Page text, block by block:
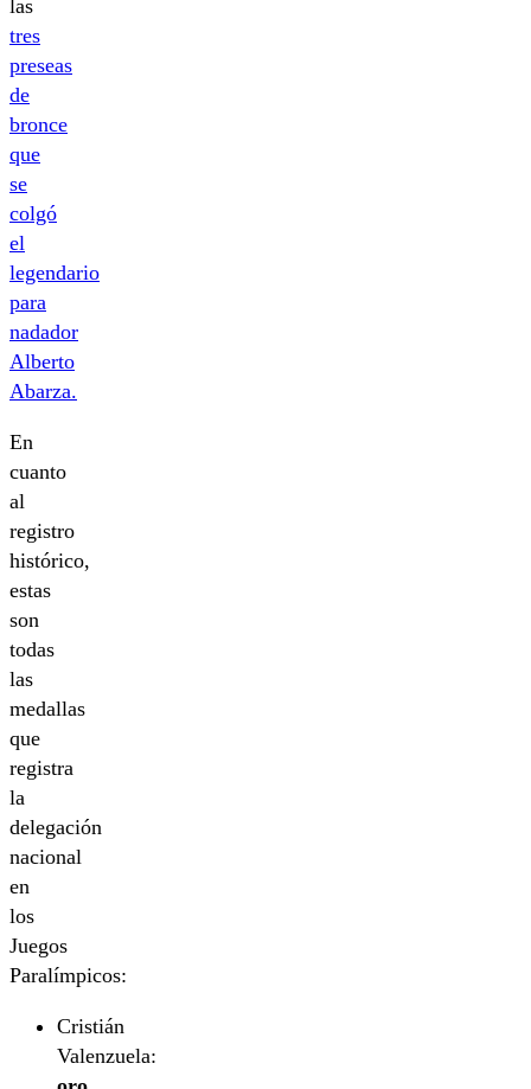
las
tres
preseas
de
bronce
que
se
colgó
el
legendario
para
nadador
Alberto
Abarza.
En
cuanto
al
registro
histórico,
estas
son
todas
las
medallas
que
registra
la
delegación
nacional
en
los
Juegos
Paralímpicos:
Cristián
Valenzuela: